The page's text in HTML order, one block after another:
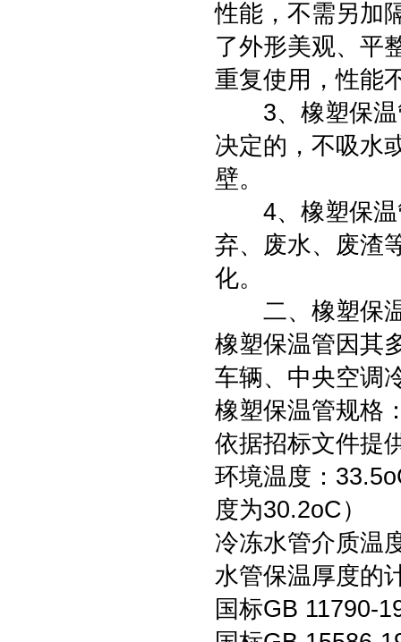
性能，不需另加
了外形美观、平
重复使用，性能
3、橡塑保温
决定的，不吸水
壁。
4、橡塑保温
弃、废水、废渣
化。
二、橡塑保温
橡塑保温管因其
车辆、中央空调
橡塑保温管规格
依据招标文件提
环境温度：
度为30.2oC）
冷冻水管介质温
水管保温厚度的
国标GB 11790-